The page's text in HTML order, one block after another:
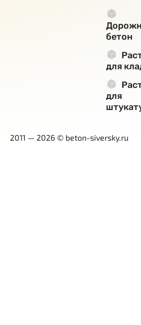
бетон
для
для
2011 — 2026 © beton-siversky.ru